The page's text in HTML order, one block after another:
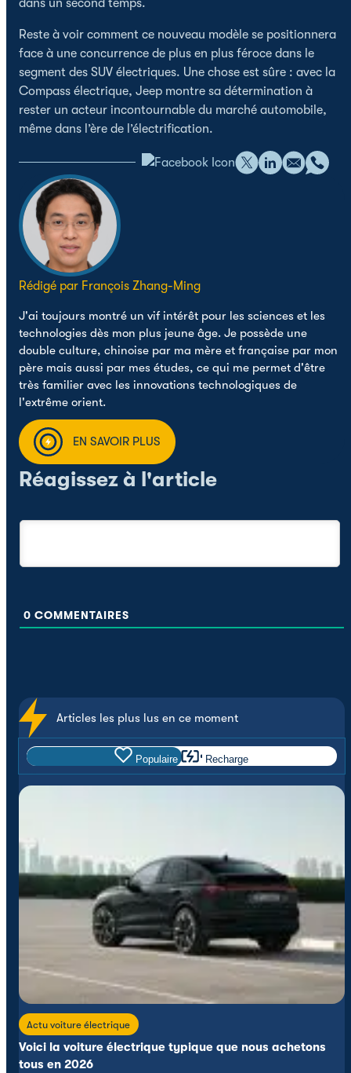
dans un second temps.
Reste à voir comment ce nouveau modèle se positionnera
face à une concurrence de plus en plus féroce dans le
segment des SUV électriques. Une chose est sûre : avec la
Compass électrique, Jeep montre sa détermination à
rester un acteur incontournable du marché automobile,
même dans l’ère de l’électrification.
Rédigé par François Zhang-Ming
J'ai toujours montré un vif intérêt pour les sciences et les
technologies dès mon plus jeune âge. Je possède une
double culture, chinoise par ma mère et française par mon
père mais aussi par mes études, ce qui me permet d'être
très familier avec les innovations technologiques de
l'extrême orient.
EN SAVOIR PLUS
Réagissez à l'article
0 COMMENTAIRES
Articles les plus lus en ce moment
Populaire Recharge
Actu voiture électrique
Voici la voiture électrique typique que nous achetons
tous en 2026